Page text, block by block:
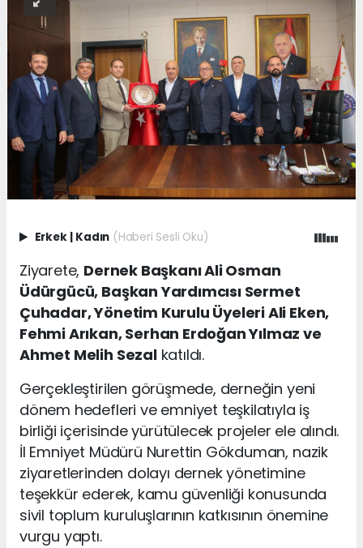
Erkek Kadın (Haberi Sesli Oku)
Ziyarete, Dernek Başkanı Ali Osman
Üdürgücü, Başkan Yardımcısı Sermet
Çuhadar, Yönetim Kurulu Üyeleri Ali Eken,
Fehmi Arıkan, Serhan Erdoğan Yılmaz ve
Ahmet Melih Sezalkatıldı.
Gerçekleştirilen görüşmede, derneğin yeni
dönem hedefleri ve emniyet teşkilatıyla iş
birliği içerisinde yürütülecek projeler ele alındı.
İl Emniyet Müdürü Nurettin Gökduman, nazik
ziyaretlerinden dolayı dernek yönetimine
teşekkür ederek, kamu güvenliği konusunda
sivil toplum kuruluşlarının katkısının önemine
vurgu yaptı.